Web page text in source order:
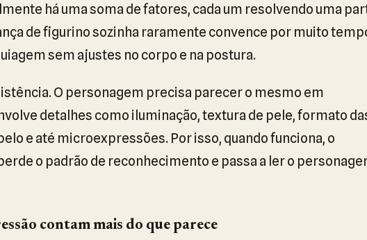
há uma soma de fatores, cada um resolvendo uma
de figurino sozinha raramente convence por muito
sem ajustes no corpo e na postura.
O personagem precisa parecer o mesmo em
detalhes como iluminação, textura de pele, formato
e até microexpressões. Por isso, quando funciona, o
o padrão de reconhecimento e passa a ler o
contam mais do que parece